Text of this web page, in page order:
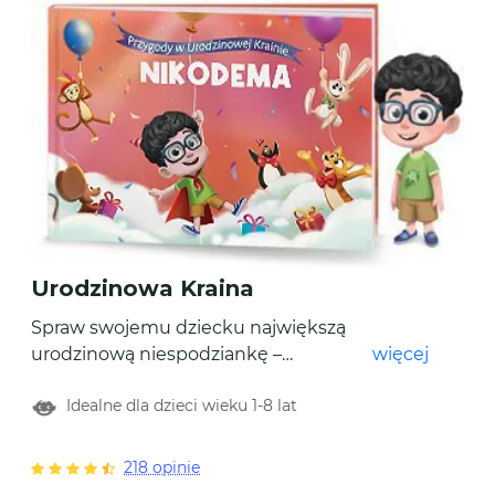
Urodzinowa Kraina
Spraw swojemu dziecku największą
urodzinową niespodziankę –
bohaterem stworzonym na jego
wyjątkowych urodzinowych przygód. Twój
więcej
Idealne dla dzieci wieku 1-8 lat
218 opinie